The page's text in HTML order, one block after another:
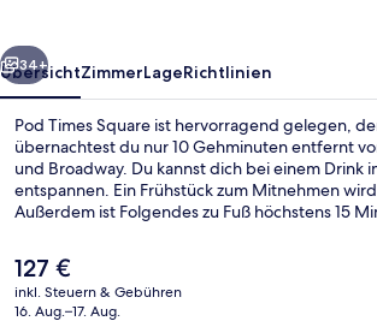
Weiter
34+
ÜbersichtZimmerLageRichtlinien
Pod Times Square ist hervorragend gelegen,
übernachtest du nur 10 Gehminuten entfernt
und Broadway. Du kannst dich bei einem Drink
entspannen. Ein Frühstück zum Mitnehmen
Außerdem ist Folgendes zu Fuß höchstens 15
schätzen die Lage für die Möglichkeiten zum
Nähe zu öffentlichen Verkehrsmitteln: Die U-
- Port Authority Bus Terminal ist 4 und die U-
Der
aktuelle
Preis
127 €
inkl. Steuern & Gebühren
16. Aug.–17. Aug.